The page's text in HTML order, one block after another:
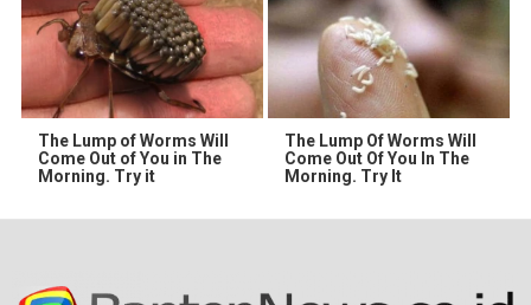
The Lump of Worms Will
Come Out of You in The
Morning. Try it
The Lump Of Worms Will
Come Out Of You In The
Morning. Try It